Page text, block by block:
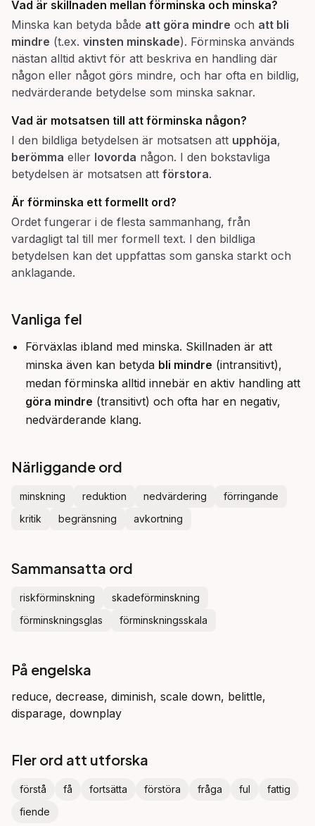
Vad är skillnaden mellan förminska och minska?
Minska kan betyda både att göra mindre och att bli
mindre (t.ex. vinsten minskade). Förminska används
nästan alltid aktivt för att beskriva en handling där
någon eller något görs mindre, och har ofta en bildlig,
nedvärderande betydelse som minska saknar.
Vad är motsatsen till att förminska någon?
I den bildliga betydelsen är motsatsen att upphöja,
berömma eller lovorda någon. I den bokstavliga
betydelsen är motsatsen att förstora.
Är förminska ett formellt ord?
Ordet fungerar i de flesta sammanhang, från
vardagligt tal till mer formell text. I den bildliga
betydelsen kan det uppfattas som ganska starkt och
anklagande.
Vanliga fel
Förväxlas ibland med minska. Skillnaden är att
minska även kan betyda bli mindre (intransitivt),
medan förminska alltid innebär en aktiv handling att
göra mindre (transitivt) och ofta har en negativ,
nedvärderande klang.
Närliggande ord
minskning reduktion nedvärdering
förringande
kritik
begränsning avkortning
Sammansatta ord
riskförminskning
skadeförminskning
förminskningsglas
förminskningsskala
På engelska
reduce, decrease, diminish, scale down, belittle,
disparage, downplay
Fler ord att utforska
förstå få fortsätta förstöra fråga ful
fattig
fiende